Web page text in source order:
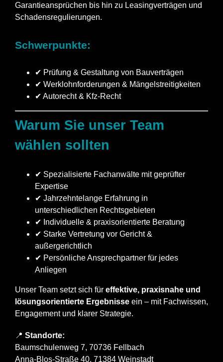
Garantieansprüchen bis hin zu Leasingverträgen und
Schadensregulierungen.
Schwerpunkte:
✔ Prüfung & Gestaltung von Bauverträgen
✔ Werklohnforderungen & Mängelstreitigkeiten
✔ Autorecht & Kfz-Recht
Warum Sie unser Team
wählen sollten
✔ Spezialisierte Fachanwälte mit geprüfter
Expertise
✔ Jahrzehntelange Erfahrung in
unterschiedlichen Rechtsgebieten
✔ Individuelle & praxisorientierte Beratung
✔ Starke Vertretung vor Gericht &
außergerichtlich
✔ Persönliche Ansprechpartner für jedes
Anliegen
Unser Team setzt sich für effektive, praxisnahe und
lösungsorientierte Ergebnisse ein – mit Fachwissen,
Engagement und klarer Strategie.
📍 Standorte:
Baumschulenweg 7, 70736 Fellbach
Anna-Blos-Straße 40, 71384 Weinstadt